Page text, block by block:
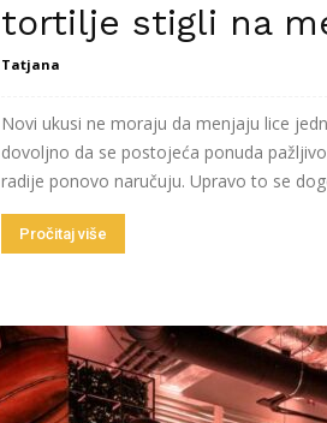
tortilje stigli na
Tatjana
Novi ukusi ne moraju da menjaju lice
dovoljno da se postojeća ponuda
radije ponovo naručuju. Upravo to se
Pročitaj više